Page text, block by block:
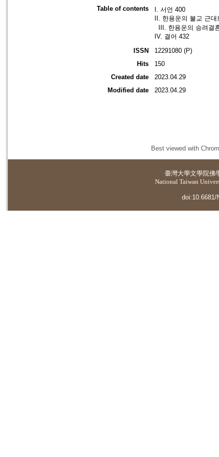
Table of contents
I. 서언 400
II. 한용운의 불교 근
III. 한용운의 승려결
IV. 결어 432
ISSN
12291080 (P)
Hits
150
Created date
2023.04.29
Modified date
2023.04.29
Best viewed with
臺灣大學文學院佛
National Taiwan
doi:10.6681/